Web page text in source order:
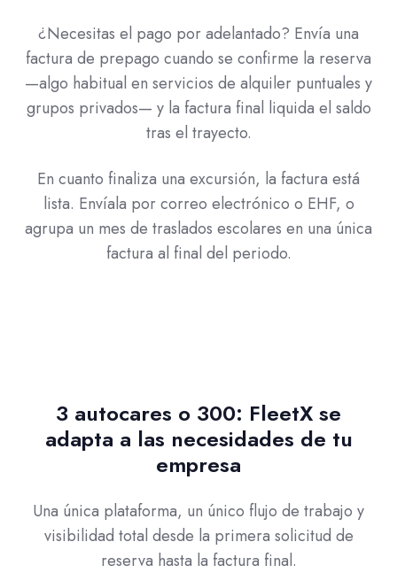
¿Necesitas el pago por adelantado? Envía una
factura de prepago cuando se confirme la reserva
—algo habitual en servicios de alquiler puntuales y
grupos privados— y la factura final liquida el saldo
tras el trayecto.
En cuanto finaliza una excursión, la factura está
lista. Envíala por correo electrónico o EHF, o
agrupa un mes de traslados escolares en una única
factura al final del periodo.
3 autocares o 300: FleetX se
adapta a las necesidades de tu
empresa
Una única plataforma, un único flujo de trabajo y
visibilidad total desde la primera solicitud de
reserva hasta la factura final.